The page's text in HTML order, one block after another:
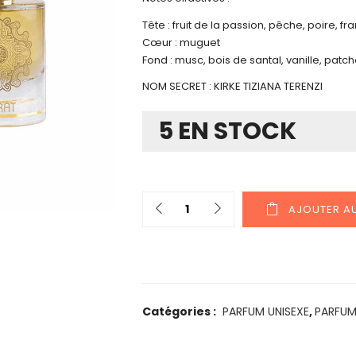
Tête : fruit de la passion, pêche, poire,
Cœur : muguet
Fond : musc, bois de santal, vanille,
NOM SECRET : KIRKE TIZIANA TERENZI
5 EN STOCK
AJOUTER
Catégories : PARFUM UNISEXE,